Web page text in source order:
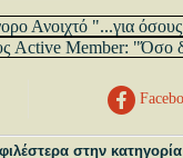
Ανοιχτό "...για
Active Member: "Όσο
στην κατηγορία